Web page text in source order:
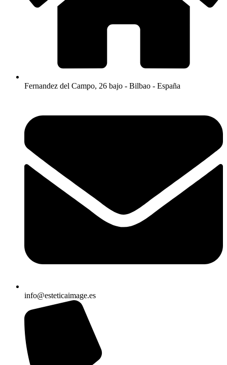
Fernandez del Campo, 26 bajo - Bilbao - España
info@esteticaimage.es